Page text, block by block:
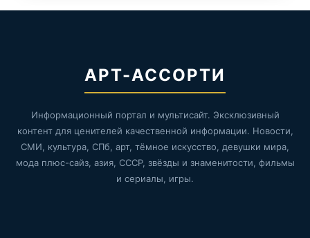
АРТ-АССОРТИ
Информационный портал и мультисайт. Эксклюзивный
контент для ценителей качественной информации. Новости,
СМИ, культура, СПб, арт, тёмное искусство, девушки мира,
мода плюс-сайз, азия, СССР, звёзды и знаменитости, фильмы
и сериалы, игры.